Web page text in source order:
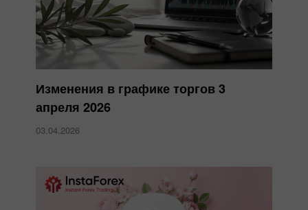
Изменения в графике торгов 3
апреля 2026
03.04.2026